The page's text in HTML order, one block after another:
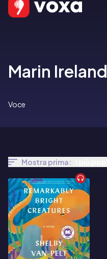
Marin Ireland
Voce
Mostra prima: